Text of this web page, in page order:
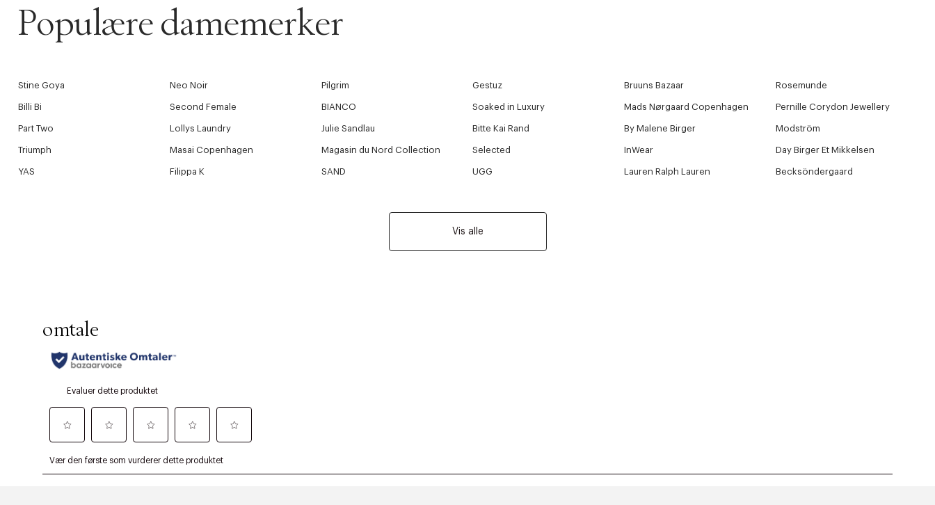
Populære damemerker
Stine Goya Neo Noir Pilgrim Gestuz Bruuns Bazaar Rosemunde
Billi Bi Second Female BIANCO Soaked in Luxury Mads Nørgaard Copenhagen Pernille Corydon Jewellery
Part Two Lollys Laundry Julie Sandlau Bitte Kai Rand By Malene Birger Modström
Triumph Masai Copenhagen Magasin du Nord Collection Selected InWear Day Birger Et Mikkelsen
YAS Filippa K SAND UGG Lauren Ralph Lauren Becksöndergaard
Vis alle